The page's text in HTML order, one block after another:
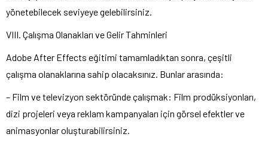
yönetebilecek seviyeye gelebilirsiniz.
VIII. Çalışma Olanakları ve Gelir Tahminleri
Adobe After Effects eğitimi tamamladıktan sonra, çeşitli
çalışma olanaklarına sahip olacaksınız. Bunlar arasında:
– Film ve televizyon sektöründe çalışmak: Film prodüksiyonları,
dizi projeleri veya reklam kampanyaları için görsel efektler ve
animasyonlar oluşturabilirsiniz.